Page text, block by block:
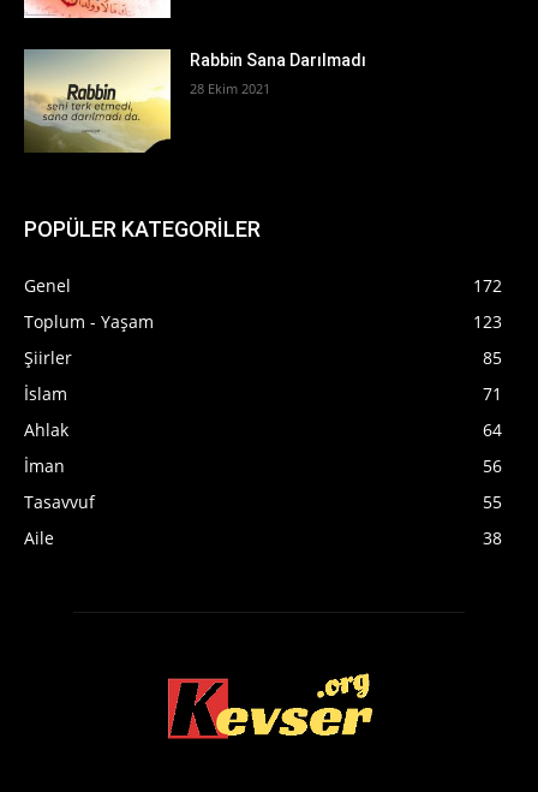
Rabbin Sana Darılmadı
28 Ekim 2021
POPÜLER KATEGORİLER
Genel
172
Toplum - Yaşam
123
Şiirler
85
İslam
71
Ahlak
64
İman
56
Tasavvuf
55
Aile
38